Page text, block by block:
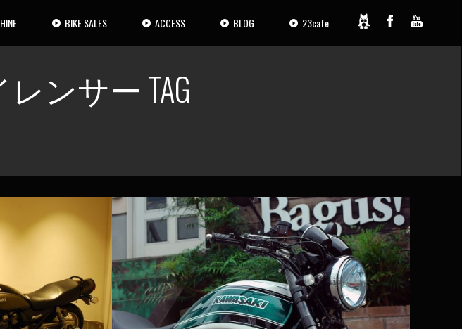
BIKE SALES ACCESS BLOG 23cafe
ンサー TAG